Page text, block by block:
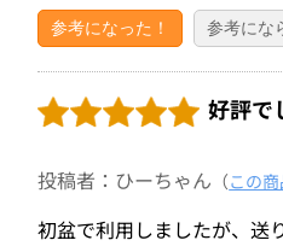
参考になった！ 参考にな
好評で
投稿者：ひーちゃん （この
初盆で利用しましたが、送